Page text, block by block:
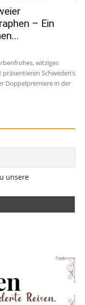
– Ein
witziges
Schweden’s
Doppelpremiere in der
unsere